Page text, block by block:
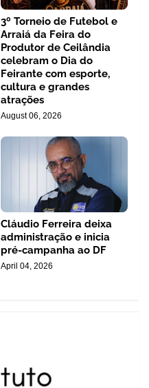
3º Torneio de Futebol e
Arraiá da Feira do
Produtor de Ceilândia
celebram o Dia do
Feirante com esporte,
cultura e grandes
atrações
August 06, 2026
Cláudio Ferreira deixa
administração e inicia
pré-campanha ao DF
April 04, 2026